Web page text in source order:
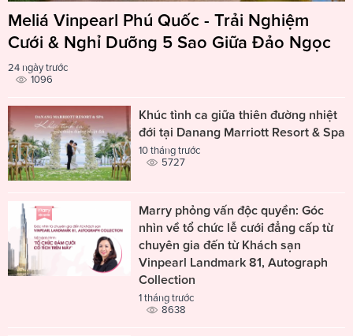
Meliá Vinpearl Phú Quốc - Trải Nghiệm
Cưới & Nghỉ Dưỡng 5 Sao Giữa Đảo Ngọc
24 ngày trước
1096
Khúc tình ca giữa thiên đường nhiệt
đới tại Danang Marriott Resort & Spa
10 tháng trước
5727
Marry phỏng vấn độc quyền: Góc
nhìn về tổ chức lễ cưới đẳng cấp từ
chuyên gia đến từ Khách sạn
Vinpearl Landmark 81, Autograph
Collection
1 tháng trước
8638